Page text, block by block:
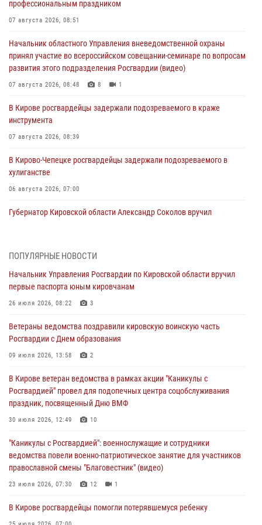
профессиональным праздником
07 августа 2026, 08:51
Начальник областного Управления вневедомственной охраны
принял участие во всероссийском совещании-семинаре по вопросам
развития этого подразделения Росгвардии (видео)
07 августа 2026, 08:48 8 1
В Кирове росгвардейцы задержали подозреваемого в краже
инструмента
07 августа 2026, 08:39
В Кирово-Чепецке росгвардейцы задержали подозреваемого в
хулиганстве
06 августа 2026, 07:00
Губернатор Кировской области Александр Соколов вручил
поддельной купюры
04 августа 2026, 09:30
03 августа 2026, 09:01
В Кирове росгвардейцы и ветераны ведомства приняли участие в
03 августа 2026, 08:45
В Кирове росгвардейцы задержали подозреваемого в краже из
магазина
ПОПУЛЯРНЫЕ НОВОСТИ
Начальник Управления Росгвардии по Кировской области вручил
первые паспорта юным кировчанам
26 июля 2026, 08:22 3
Ветераны ведомства поздравили кировскую воинскую часть
Росгвардии с Днем образования
09 июля 2026, 13:58 2
В Кирове ветеран ведомства в рамках акции "Каникулы с
Росгвардией" провел для подопечных центра соцобслуживания
праздник, посвященный Дню ВМФ
30 июля 2026, 12:49 10
"Каникулы с Росгвардией": военнослужащие и сотрудники
ведомства повели военно-патриотическое занятие для участников
православной смены "Благовестник" (видео)
23 июля 2026, 07:30 12 1
В Кирове росгвардейцы помогли потерявшемуся ребенку